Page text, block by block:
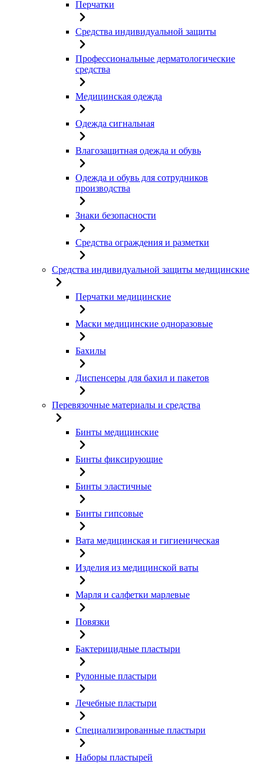
Перчатки
Средства индивидуальной защиты
Профессиональные дерматологические
средства
Медицинская одежда
Одежда сигнальная
Влагозащитная одежда и обувь
Одежда и обувь для сотрудников
производства
Знаки безопасности
Средства ограждения и разметки
Средства индивидуальной защиты медицинские
Перчатки медицинские
Маски медицинские одноразовые
Бахилы
Диспенсеры для бахил и пакетов
Перевязочные материалы и средства
Бинты медицинские
Бинты фиксирующие
Бинты эластичные
Бинты гипсовые
Вата медицинская и гигиеническая
Изделия из медицинской ваты
Марля и салфетки марлевые
Повязки
Бактерицидные пластыри
Рулонные пластыри
Лечебные пластыри
Специализированные пластыри
Наборы пластырей